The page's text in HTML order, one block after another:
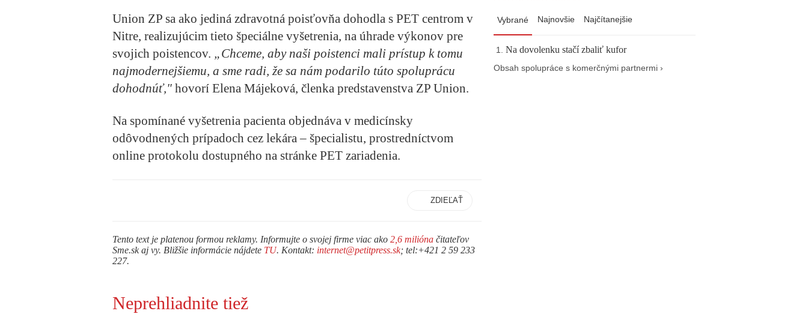
Union ZP sa ako jediná zdravotná poisťovňa dohodla s PET centrom v
Nitre, realizujúcim tieto špeciálne vyšetrenia, na úhrade výkonov pre
svojich poistencov. „Chceme, aby naši poistenci mali prístup k tomu
najmodernejšiemu, a sme radi, že sa nám podarilo túto spoluprácu
dohodnúť," hovorí Elena Májeková, členka predstavenstva ZP Union.
Na spomínané vyšetrenia pacienta objednáva v medicínsky
odôvodnených prípadoch cez lekára – špecialistu, prostredníctvom
online protokolu dostupného na stránke PET zariadenia.
ZDIEĽAŤ
Tento text je platenou formou reklamy. Informujte o svojej firme viac ako 2,6 milióna čitateľov
Sme.sk aj vy. Bližšie informácie nájdete TU. Kontakt: internet@petitpress.sk; tel:+421 2 59 233
227.
Vybrané Najnovšie Najčítanejšie
Na dovolenku stačí zbaliť kufor
Obsah spolupráce s komerčnými partnermi ›
Neprehliadnite tiež